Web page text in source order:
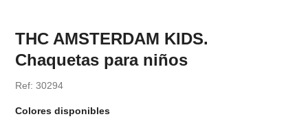
THC AMSTERDAM KIDS.
Chaquetas para niños
Ref: 30294
Colores disponibles